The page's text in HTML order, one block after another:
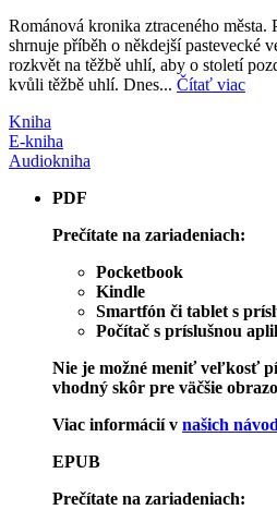
Románová kronika ztraceného
shrnuje příběh o někdejší pastevecké
rozkvět na těžbě uhlí, aby o století
kvůli těžbě uhlí. Dnes... Čítať viac
Kniha
E-kniha
Audiokniha
PDF
Prečítate na zariadeniach:
Pocketbook
Kindle
Smartfón či tablet s
Počítač s príslušnou
Nie je možné meniť veľkosť
vhodný skôr pre väčšie
Viac informácií v našich
EPUB
Prečítate na zariadeniach: